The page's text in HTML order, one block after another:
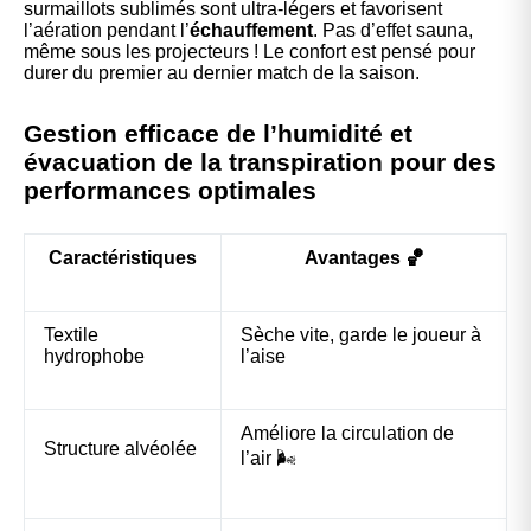
surmaillots sublimés sont ultra-légers et favorisent
l’aération pendant l’échauffement. Pas d’effet sauna,
même sous les projecteurs ! Le confort est pensé pour
durer du premier au dernier match de la saison.
Gestion efficace de l’humidité et
évacuation de la transpiration pour des
performances optimales
Caractéristiques Avantages 🏀
Textile
hydrophobe
Sèche vite, garde le joueur à
l’aise
Structure alvéolée
Améliore la circulation de
l’air 🌬️